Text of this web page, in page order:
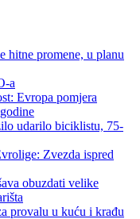
hitne promene, u planu
a
Evropa pomjera
udarilo biciklistu, 75-
Zvezda ispred
obuzdati velike
provalu u kuću i krađu